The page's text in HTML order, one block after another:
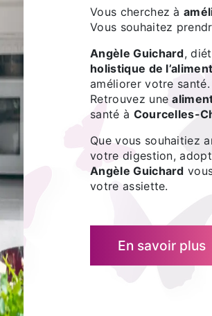
Vous cherchez à
Vous souhaitez
Angèle Guichard,
holistique de
améliorer votre santé.
Retrouvez une
santé à Courcelles-
Que vous souhaitiez
votre digestion,
Angèle Guichard
votre assiette.
En savoir plus